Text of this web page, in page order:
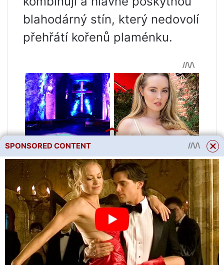
blahodárný stín, který nedovolí
přehřátí kořenů plaménku.
SPONSORED CONTENT